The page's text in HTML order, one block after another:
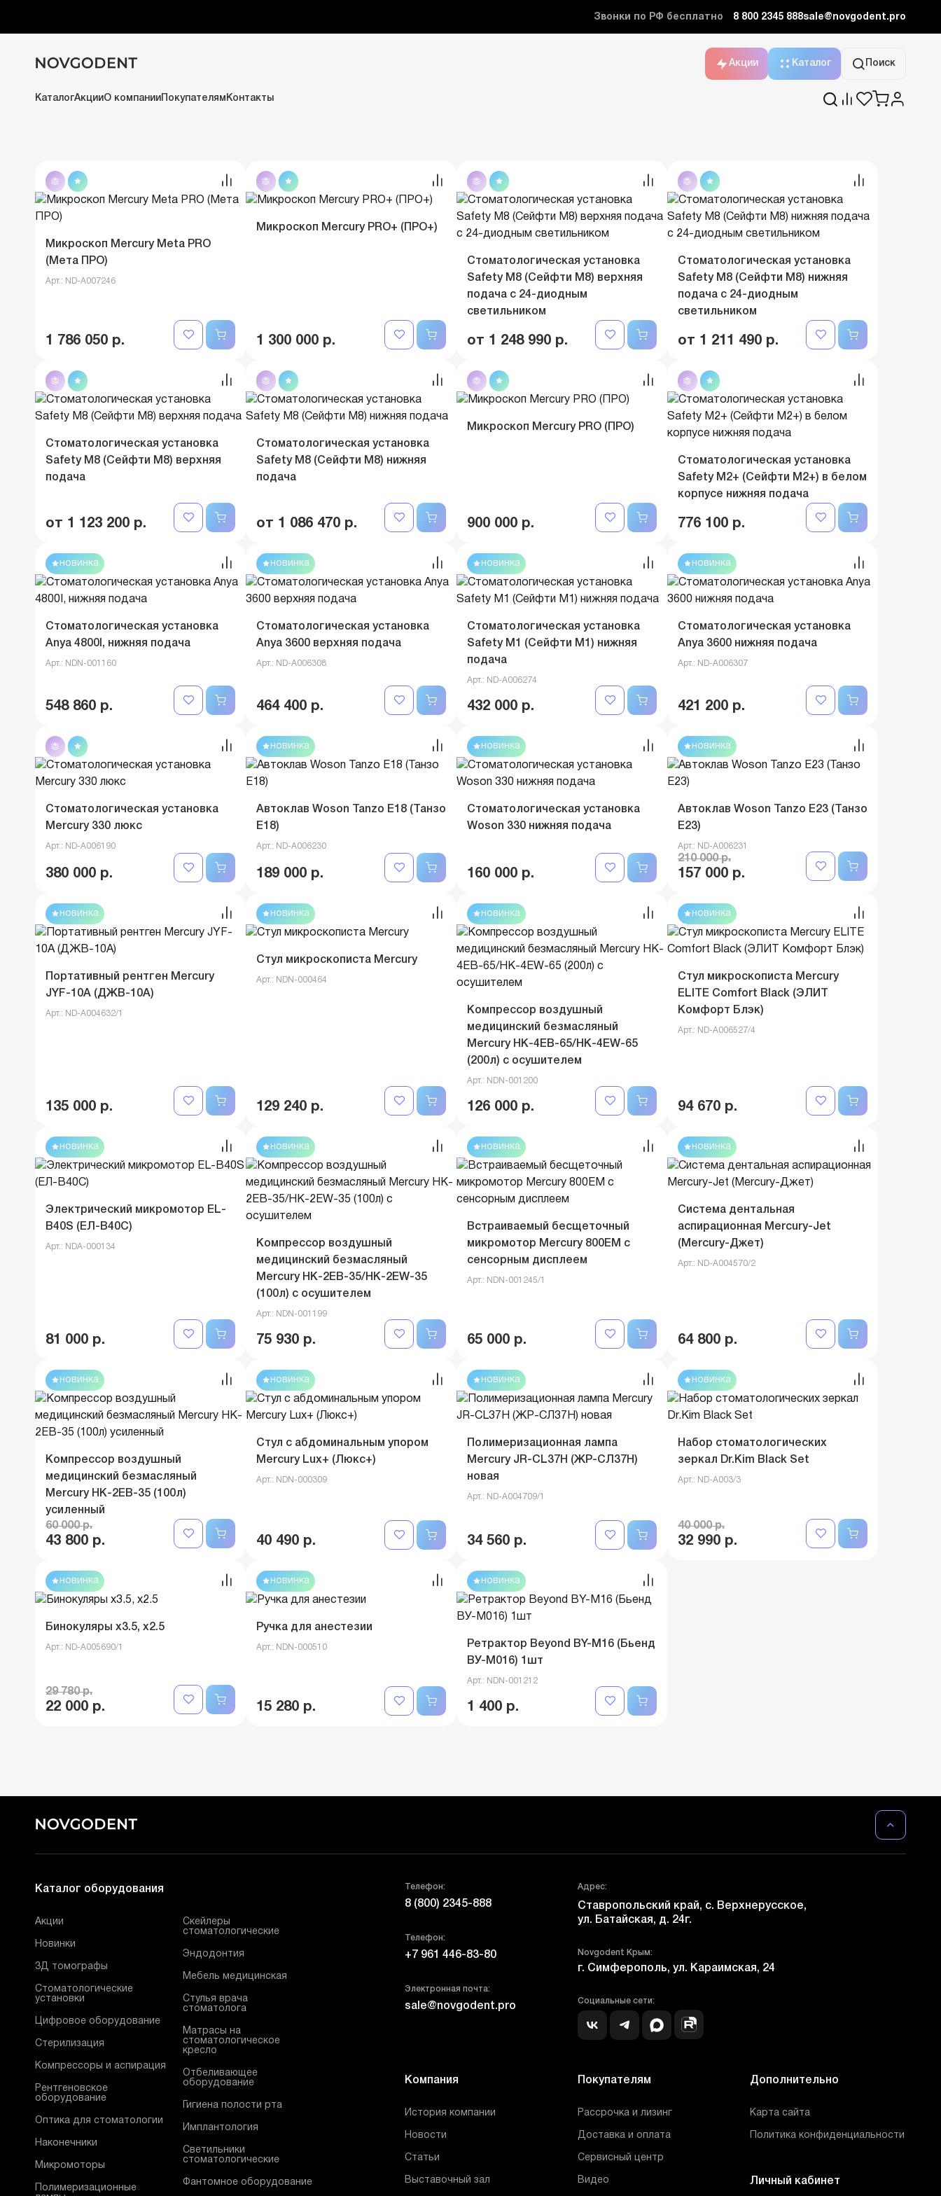
Звонки по РФ бесплатно 8 800 2345 888sale@novgodent.pro
Акции Каталог Поиск
КаталогАкцииО компании Покупателям Контакты
Новинки
Микроскоп Mercury Meta PRO
(Мета ПРО)
Арт.: ND-A007246
1 786 050 р.
Микроскоп Mercury PRO+ (ПРО+)
1 300 000 р.
Стоматологическая установка
Safety M8 (Сейфти M8) верхняя
подача с 24-диодным
светильником
от 1 248 990 р.
Стоматологическая установка
Safety M8 (Сейфти M8) нижняя
подача с 24-диодным
светильником
от 1 211 490 р.
Стоматологическая установка
Safety M8 (Сейфти M8) верхняя
подача
от 1 123 200 р.
Стоматологическая установка
Safety M8 (Сейфти M8) нижняя
подача
от 1 086 470 р.
Микроскоп Mercury PRO (ПРО)
900 000 р.
Стоматологическая установка
Safety M2+ (Сейфти M2+) в белом
корпусе нижняя подача
776 100 р.
новинка
Стоматологическая установка
Anya 4800I, нижняя подача
Арт.: NDN-001160
548 860 р.
новинка
Стоматологическая установка
Anya 3600 верхняя подача
Арт.: ND-A006308
464 400 р.
новинка
Стоматологическая установка
Safety M1 (Сейфти M1) нижняя
подача
Арт.: ND-A006274
432 000 р.
новинка
Стоматологическая установка
Anya 3600 нижняя подача
Арт.: ND-A006307
421 200 р.
Стоматологическая установка
Mercury 330 люкс
Арт.: ND-A006190
380 000 р.
новинка
Автоклав Woson Tanzo E18 (Танзо
E18)
Арт.: ND-A006230
189 000 р.
новинка
Стоматологическая установка
Woson 330 нижняя подача
160 000 р.
новинка
Автоклав Woson Tanzo E23 (Танзо
E23)
Арт.: ND-A006231
210 000 р.
157 000 р.
новинка
Портативный рентген Mercury
JYF-10A (ДЖВ-10A)
Арт.: ND-A004632/1
135 000 р.
новинка
Стул микроскописта Mercury
Арт.: NDN-000464
129 240 р.
новинка
Компрессор воздушный
медицинский безмасляный
Mercury HK-4EВ-65/HK-4EW-65
(200л) с осушителем
Арт.: NDN-001200
126 000 р.
новинка
Стул микроскописта Mercury
ELITE Comfort Black (ЭЛИТ
Комфорт Блэк)
Арт.: ND-A006527/4
94 670 р.
новинка
Электрический микромотор EL-
B40S (ЕЛ-B40С)
Арт.: NDA-000134
81 000 р.
новинка
Компрессор воздушный
медицинский безмасляный
Mercury HK-2EВ-35/HK-2EW-35
(100л) с осушителем
Арт.: NDN-001199
75 930 р.
новинка
Встраиваемый бесщеточный
микромотор Mercury 800EM с
сенсорным дисплеем
Арт.: NDN-001245/1
65 000 р.
новинка
Система дентальная
аспирационная Mercury-Jet
(Mercury-Джет)
Арт.: ND-A004570/2
64 800 р.
новинка
Компрессор воздушный
медицинский безмасляный
Mercury HK-2EВ-35 (100л)
усиленный
60 000 р.
43 800 р.
новинка
Стул с абдоминальным упором
Mercury Lux+ (Люкс+)
Арт.: NDN-000309
40 490 р.
новинка
Полимеризационная лампа
Mercury JR-CL37H (ЖР-CЛ37Н)
новая
Арт.: ND-A004709/1
34 560 р.
новинка
Набор стоматологических
зеркал Dr.Kim Black Set
Арт.: ND-A003/3
40 000 р.
32 990 р.
новинка
Бинокуляры x3.5, x2.5
Арт.: ND-A005690/1
29 780 р.
22 000 р.
новинка
Ручка для анестезии
Арт.: NDN-000510
15 280 р.
новинка
Ретрактор Beyond BY-M16 (Бьенд
BУ-M016) 1шт
Арт.: NDN-001212
1 400 р.
Телефон:
8 (800) 2345-888
Телефон:
+7 961 446-83-80
Электронная почта:
sale@novgodent.pro
Адрес:
Ставропольский край, с. Верхнерусское,
ул. Батайская, д. 24г.
Novgodent Крым:
г. Симферополь, ул. Караимская, 24
Социальные сети:
Компания
История компании
Новости
Статьи
Выставочный зал
Покупателям
Рассрочка и лизинг
Доставка и оплата
Сервисный центр
Видео
Дополнительно
Карта сайта
Политика конфиденциальности
Личный кабинет
Каталог оборудования
Акции
Новинки
3Д томографы
Стоматологические
установки
Цифровое оборудование
Стерилизация
Компрессоры и аспирация
Рентгеновское
оборудование
Оптика для стоматологии
Наконечники
Микромоторы
Полимеризационные
Скейлеры
стоматологические
Эндодонтия
Мебель медицинская
Стулья врача
стоматолога
Матрасы на
стоматологическое
кресло
Отбеливающее
оборудование
Гигиена полости рта
Имплантология
Светильники
стоматологические
Фантомное оборудование